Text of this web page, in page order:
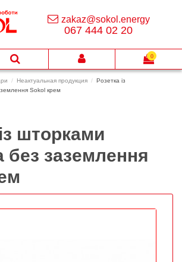
Неактуальная продукция
Розетка із
Sokol крем
шторками
без заземлення
zakaz@sokol.energy
067 444 02 20
0